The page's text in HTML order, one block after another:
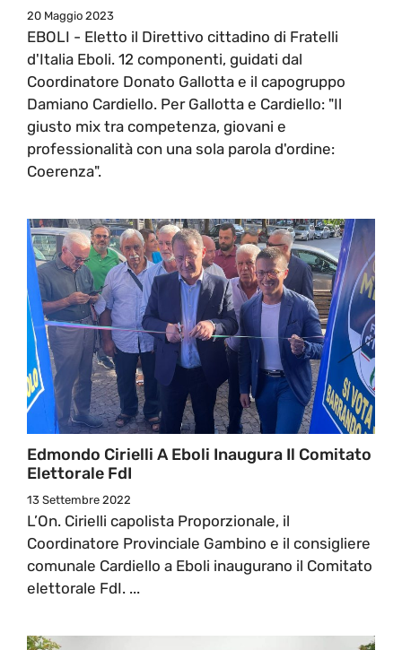
20 Maggio 2023
EBOLI - Eletto il Direttivo cittadino di Fratelli
d'Italia Eboli. 12 componenti, guidati dal
Coordinatore Donato Gallotta e il capogruppo
Damiano Cardiello. Per Gallotta e Cardiello: "Il
giusto mix tra competenza, giovani e
professionalità con una sola parola d'ordine:
Coerenza".
Edmondo Cirielli A Eboli Inaugura Il Comitato
Elettorale FdI
13 Settembre 2022
L’On. Cirielli capolista Proporzionale, il
Coordinatore Provinciale Gambino e il consigliere
comunale Cardiello a Eboli inaugurano il Comitato
elettorale FdI. ...